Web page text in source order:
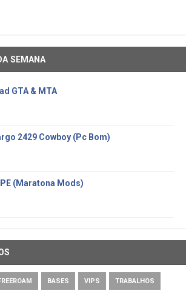
SEMANA
GTA & MTA
2429 Cowboy (Pc Bom)
(Maratona Mods)
BASES VIPS TRABALHOS